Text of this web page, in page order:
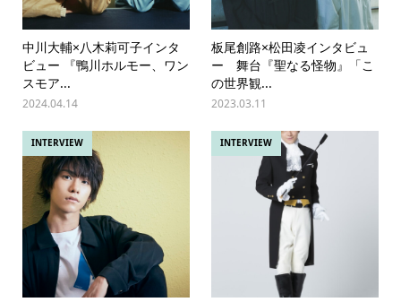
中川大輔×八木莉可子インタ
ビュー 『鴨川ホルモー、ワン
スモア...
2024.04.14
板尾創路×松田凌インタビュ
ー 舞台『聖なる怪物』「こ
の世界観...
2023.03.11
INTERVIEW INTERVIEW